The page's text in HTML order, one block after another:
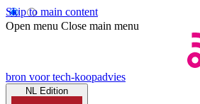
Skip to main content
Open menu Close main menu
bron voor tech-koopadvies
NL Edition